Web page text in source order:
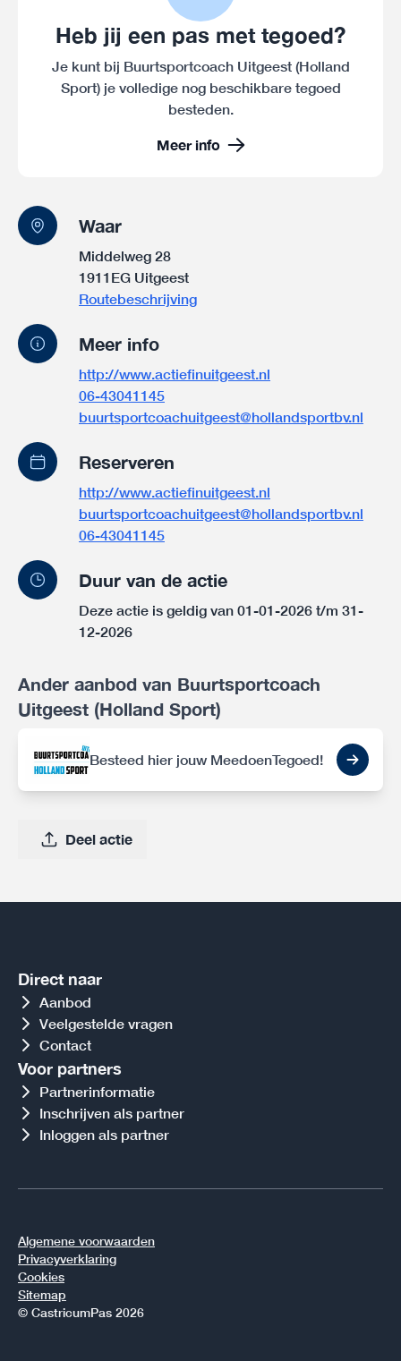
Heb jij een pas met tegoed?
Je kunt bij Buurtsportcoach Uitgeest (Holland
Sport) je volledige nog beschikbare tegoed
besteden.
Meer info
Waar
Middelweg 28
1911EG Uitgeest
Routebeschrijving
Meer info
http://www.actiefinuitgeest.nl
06-43041145
buurtsportcoachuitgeest@hollandsportbv.nl
Reserveren
http://www.actiefinuitgeest.nl
buurtsportcoachuitgeest@hollandsportbv.nl
06-43041145
Duur van de actie
Deze actie is geldig van 01-01-2026 t/m 31-
12-2026
Ander aanbod van Buurtsportcoach
Uitgeest (Holland Sport)
Besteed hier jouw MeedoenTegoed!
Deel actie
Direct naar
Aanbod
Veelgestelde vragen
Contact
Voor partners
Partnerinformatie
Inschrijven als partner
Inloggen als partner
Algemene voorwaarden
Privacyverklaring
Cookies
Sitemap
© CastricumPas 2026